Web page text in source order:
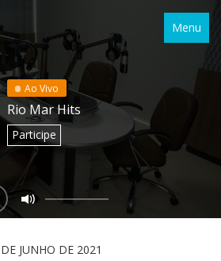
Menu
Ao Vivo
Rio Mar Hits
Participe
JUNHO DE 2021